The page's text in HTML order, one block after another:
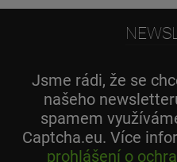
Jsme rádi, že se
našeho
spamem
Captcha.eu. Více
prohlášení o